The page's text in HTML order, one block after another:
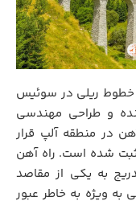
خطوط ریلی در سوئیس
و طراحی مهندسی
در منطقه‌ آلپ قرار
شده است. راه آهن
و به تدریج به یکی از مقاصد
ویژه به خاطر عبور